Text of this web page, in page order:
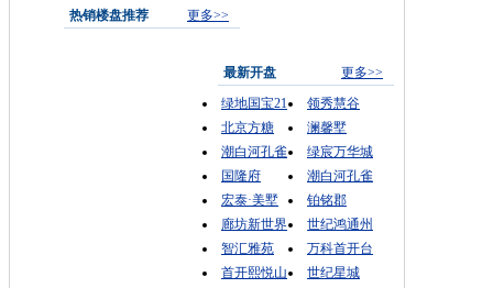
热销楼盘推荐 更多>>
最新开盘
更多>>
绿地国宝21
领秀慧谷
北京方糖
澜馨墅
潮白河孔雀
绿宸万华城
国隆府
潮白河孔雀
宏泰·美墅
铂铭郡
廊坊新世界
世纪鸿通州
智汇雅苑
万科首开台
首开熙悦山
世纪星城